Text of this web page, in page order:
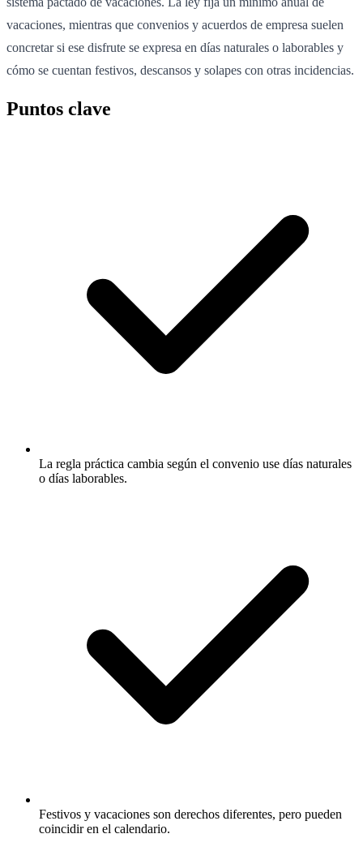
vacaciones, mientras que convenios y acuerdos de empresa suelen
concretar si ese disfrute se expresa en días naturales o laborables y
cómo se cuentan festivos, descansos y solapes con otras incidencias.
Puntos clave
La regla práctica cambia según el convenio use días naturales
o días laborables.
Festivos y vacaciones son derechos diferentes, pero pueden
coincidir en el calendario.